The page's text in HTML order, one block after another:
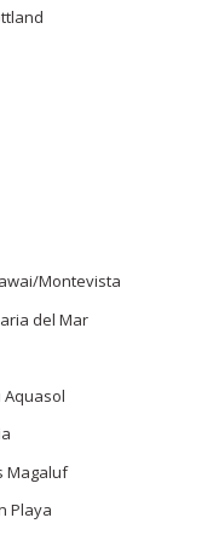
Montevista
del Mar
Aquasol
Magaluf
Playa